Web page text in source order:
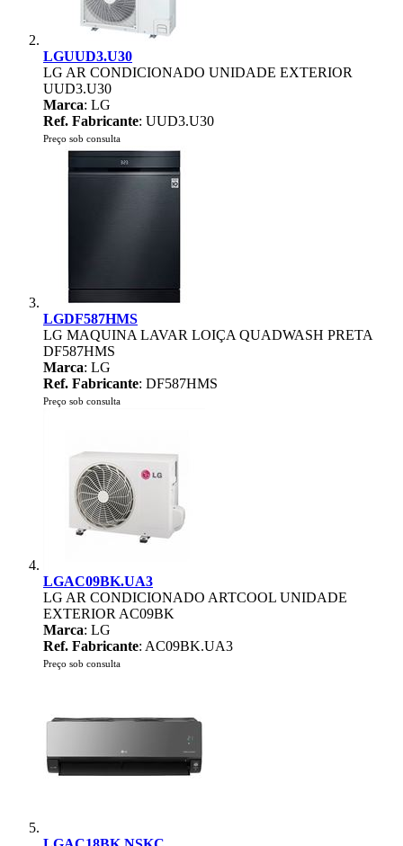
LGUUD3.U30
LG AR CONDICIONADO UNIDADE EXTERIOR
UUD3.U30
Marca: LG
Ref. Fabricante: UUD3.U30
Preço sob consulta
LGDF587HMS
LG MAQUINA LAVAR LOIÇA QUADWASH PRETA
DF587HMS
Marca: LG
Ref. Fabricante: DF587HMS
Preço sob consulta
LGAC09BK.UA3
LG AR CONDICIONADO ARTCOOL UNIDADE
EXTERIOR AC09BK
Marca: LG
Ref. Fabricante: AC09BK.UA3
Preço sob consulta